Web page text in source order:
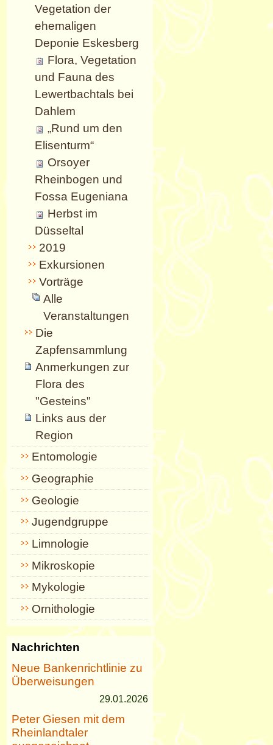
Vegetation der
ehemaligen
Deponie Eskesberg
Flora, Vegetation
und Fauna des
Lewertbachtals bei
Dahlem
„Rund um den
Elisenturm“
Orsoyer
Rheinbogen und
Fossa Eugeniana
Herbst im
Düsseltal
2019
Exkursionen
Vorträge
Alle
Veranstaltungen
Die
Zapfensammlung
Anmerkungen zur
Flora des
"Gesteins"
Links aus der
Region
Entomologie
Geographie
Geologie
Jugendgruppe
Limnologie
Mikroskopie
Mykologie
Ornithologie
Nachrichten
Neue Bankenrichtlinie zu
Überweisungen
29.01.2026
Peter Giesen mit dem
Rheinlandtaler